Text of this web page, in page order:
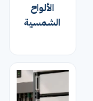
الألواح
الشمسية